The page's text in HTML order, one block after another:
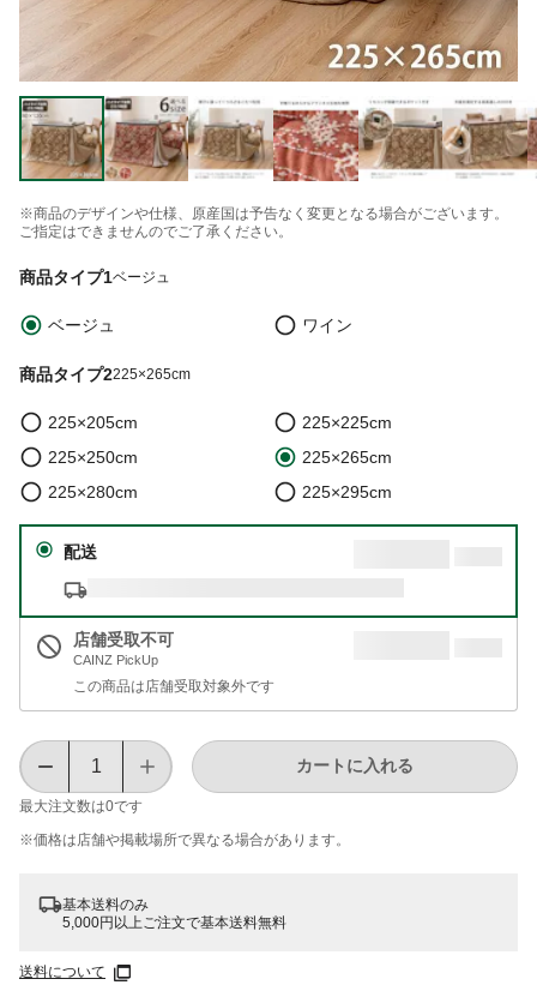
※商品のデザインや仕様、原産国は予告なく変更となる場合がございます。
ご指定はできませんのでご了承ください。
商品タイプ1ベージュ
ベージュ ワイン
商品タイプ2225×265cm
225×205cm
225×225cm
225×250cm
225×265cm
225×280cm
225×295cm
配送
店舗受取不可
CAINZ PickUp
この商品は店舗受取対象外です
最大注文数は0です
カートに入れる
※価格は​店舗や​掲載場所で​異なる​場合が​あります。
基本送料のみ
5,000円以上ご注文で基本送料無料
送料について